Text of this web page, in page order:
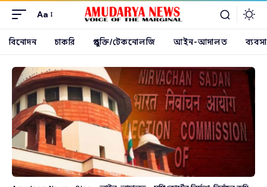
Aa
বিনোদন চাকরি প্রযুক্তি/টেকনোলজি আইন-আদালত ব্যবসা